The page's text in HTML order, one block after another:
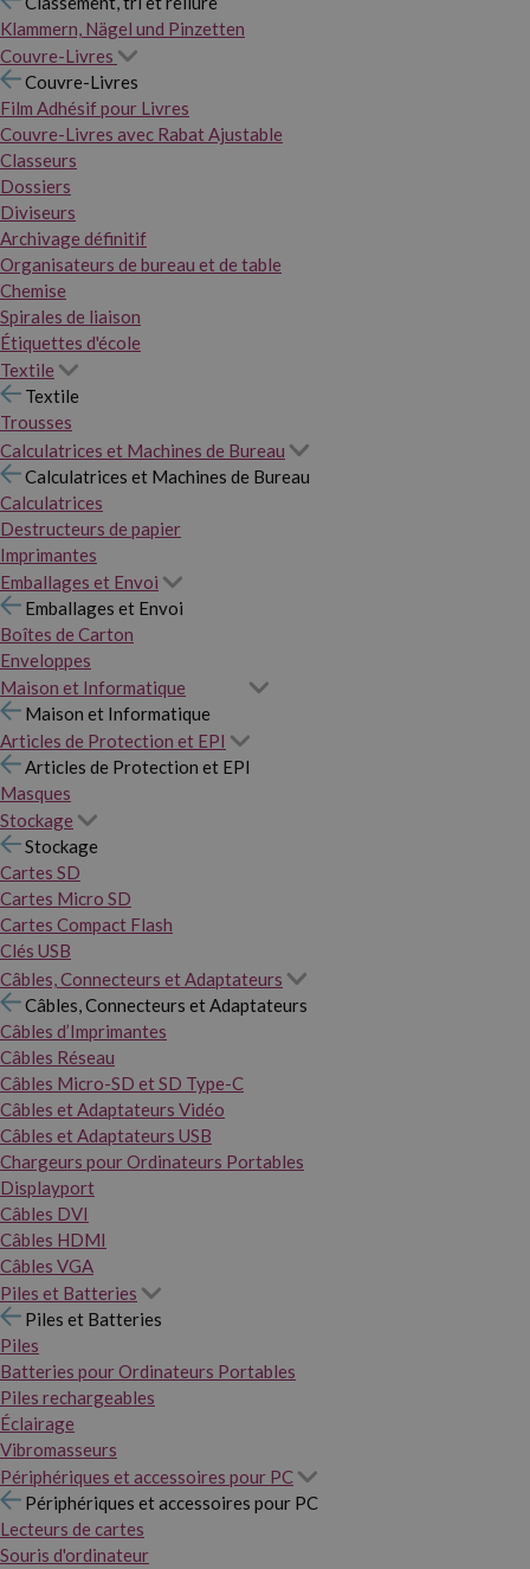
Klammern, Nägel und Pinzetten
Couvre-Livres
Couvre-Livres
Film Adhésif pour Livres
Couvre-Livres avec Rabat Ajustable
Classeurs
Dossiers
Diviseurs
Archivage définitif
Organisateurs de bureau et de table
Chemise
Spirales de liaison
Étiquettes d'école
Textile
Textile
Trousses
Calculatrices et Machines de Bureau
Calculatrices et Machines de Bureau
Calculatrices
Destructeurs de papier
Imprimantes
Emballages et Envoi
Emballages et Envoi
Boîtes de Carton
Enveloppes
Maison et Informatique
Maison et Informatique
Articles de Protection et EPI
Articles de Protection et EPI
Masques
Stockage
Stockage
Cartes SD
Cartes Micro SD
Cartes Compact Flash
Clés USB
Câbles, Connecteurs et Adaptateurs
Câbles, Connecteurs et Adaptateurs
Câbles d’Imprimantes
Câbles Réseau
Câbles Micro-SD et SD Type-C
Câbles et Adaptateurs Vidéo
Câbles et Adaptateurs USB
Chargeurs pour Ordinateurs Portables
Displayport
Câbles DVI
Câbles HDMI
Câbles VGA
Piles et Batteries
Piles et Batteries
Piles
Batteries pour Ordinateurs Portables
Piles rechargeables
Éclairage
Vibromasseurs
Périphériques et accessoires pour PC
Périphériques et accessoires pour PC
Lecteurs de cartes
Souris d'ordinateur